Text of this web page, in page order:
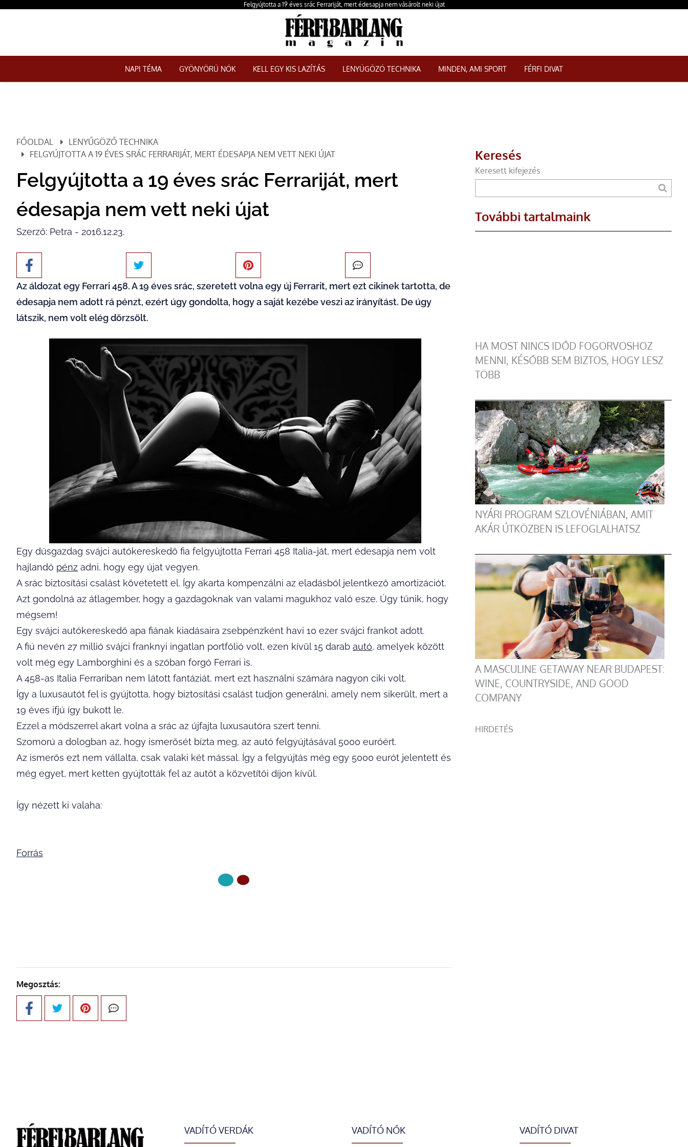
Felgyújtotta a 19 éves srác Ferrariját, mert édesapja nem vásárolt neki újat
NAPI TÉMA GYÖNYÖRŰ NŐK KELL EGY KIS LAZÍTÁS LENYŰGÖZŐ TECHNIKA MINDEN, AMI SPORT FÉRFI DIVAT
FŐOLDAL
LENYŰGÖZŐ TECHNIKA
FELGYÚJTOTTA A 19 ÉVES SRÁC FERRARIJÁT, MERT ÉDESAPJA NEM VETT NEKI ÚJAT
Felgyújtotta a 19 éves srác Ferrariját, mert
édesapja nem vett neki újat
Szerző: Petra - 2016.12.23.
Az áldozat egy Ferrari 458. A 19 éves srác, szeretett volna egy új Ferrarit, mert ezt cikinek tartotta, de
édesapja nem adott rá pénzt, ezért úgy gondolta, hogy a saját kezébe veszi az irányítást. De úgy
látszik, nem volt elég dörzsölt.
Egy dúsgazdag svájci autókereskedő fia felgyújtotta Ferrari 458 Italia-ját, mert édesapja nem volt
hajlandó pénz adni, hogy egy újat vegyen.
A srác biztosítási csalást követetett el. Így akarta kompenzálni az eladásból jelentkező amortizációt.
Azt gondolná az átlagember, hogy a gazdagoknak van valami magukhoz való esze. Úgy tűnik, hogy
mégsem!
Egy svájci autókereskedő apa fiának kiadásaira zsebpénzként havi 10 ezer svájci frankot adott.
A fiú nevén 27 millió svájci franknyi ingatlan portfólió volt, ezen kívül 15 darab autó, amelyek között
volt még egy Lamborghini és a szóban forgó Ferrari is.
A 458-as Italia Ferrariban nem látott fantáziát, mert ezt használni számára nagyon ciki volt.
Így a luxusautót fel is gyújtotta, hogy biztosítási csalást tudjon generálni, amely nem sikerült, mert a
19 éves ifjú így bukott le.
Ezzel a módszerrel akart volna a srác az újfajta luxusautóra szert tenni.
Szomorú a dologban az, hogy ismerősét bízta meg, az autó felgyújtásával 5000 euróért.
Az ismerős ezt nem vállalta, csak valaki két mással. Így a felgyújtás még egy 5000 eurót jelentett és
még egyet, mert ketten gyújtották fel az autót a közvetítői díjon kívül.
Így nézett ki valaha:
Forrás
Megosztás:
Keresés
Keresett kifejezés
További tartalmaink
HA MOST NINCS IDŐD FOGORVOSHOZ
MENNI, KÉSŐBB SEM BIZTOS, HOGY LESZ
TÖBB
NYÁRI PROGRAM SZLOVÉNIÁBAN, AMIT
AKÁR ÚTKÖZBEN IS LEFOGLALHATSZ
A MASCULINE GETAWAY NEAR BUDAPEST:
WINE, COUNTRYSIDE, AND GOOD
COMPANY
HIRDETÉS
VADÍTÓ VERDÁK VADÍTÓ NŐK VADÍTÓ DIVAT